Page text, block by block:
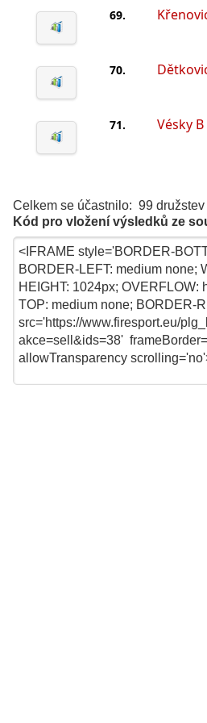
69.
70.
71. Vésky B
Celkem se účastnilo: 99 družstev
Kód pro vložení výsledků ze